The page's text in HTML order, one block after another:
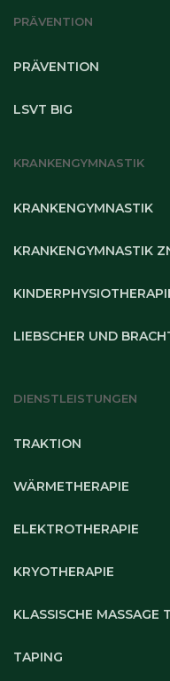
PRÄVENTION
PRÄVENTION
LSVT BIG
KRANKENGYMNASTIK
KRANKENGYMNASTIK
KRANKENGYMNASTIK
LIEBSCHER UND
DIENSTLEISTUNGEN
TRAKTION
WÄRMETHERAPIE
ELEKTROTHERAPIE
KRYOTHERAPIE
KLASSISCHE MASSAGE
TAPING